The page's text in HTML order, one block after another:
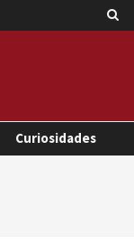
Curiosidades